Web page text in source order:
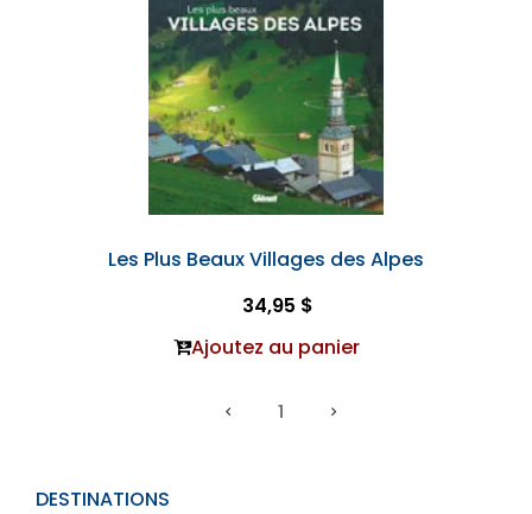
DESTINATIONS
Les Plus Beaux Villages des Alpes
34,95 $
Ajoutez au panier
1